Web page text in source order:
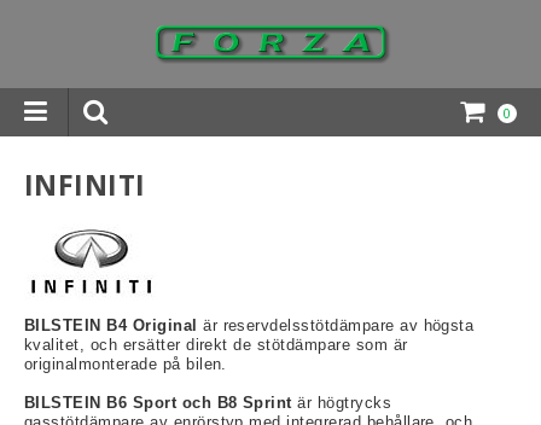
0
INFINITI
BILSTEIN B4 Original är reservdelsstötdämpare av högsta
kvalitet, och ersätter direkt de stötdämpare som är
originalmonterade på bilen.
BILSTEIN B6 Sport och B8 Sprint är högtrycks